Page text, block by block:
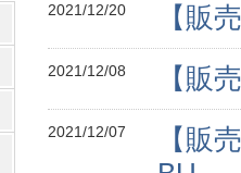
2021/12/20 【販
2021/12/08 【販
2021/12/07
【販